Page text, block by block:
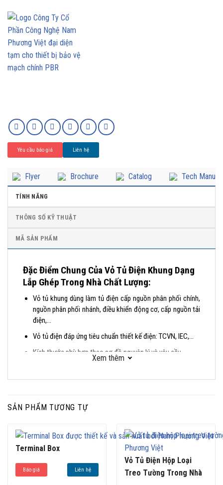
Yêu cầu báo giá Liên hệ
Flyer Brochure Catalog Tech Manual
TÍNH NĂNG
THÔNG SỐ KỸ THUẬT
MÃ SẢN PHẨM
Đặc Điểm Chung Của Vỏ Tủ Điện Khung Dạng
Lắp Ghép Trong Nhà Chất Lượng:
Vỏ tủ khung dùng làm tủ điện cấp nguồn phân phối chính,
nguồn phân phối nhánh, điều khiển động cơ, cấp nguồn tải
điện,…
Vỏ tủ điện đáp ứng tiêu chuẩn thiết kế điện: TCVN, IEC,…
Kích thước phù hợp theo sơ đồ nguyên lý và yêu cầu
kế thẩm mỹ, dễ dàng gá lắp, mở rộng, vận hành và bảo trì,
Phạm vi sử dụng: Nhà máy công nghiệp, Tòa nhà, Trung
Xem thêm
SẢN PHẨM TƯƠNG TỰ
Terminal Box
Báo giá Liên hệ
Vỏ Tủ Điện Hộp Loại
Treo Tường Trong Nhà